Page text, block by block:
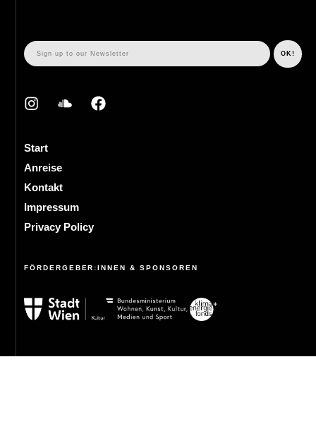
Start
Anreise
Kontakt
Impressum
Privacy Policy
FÖRDERGEBER:INNEN & SPONSOREN